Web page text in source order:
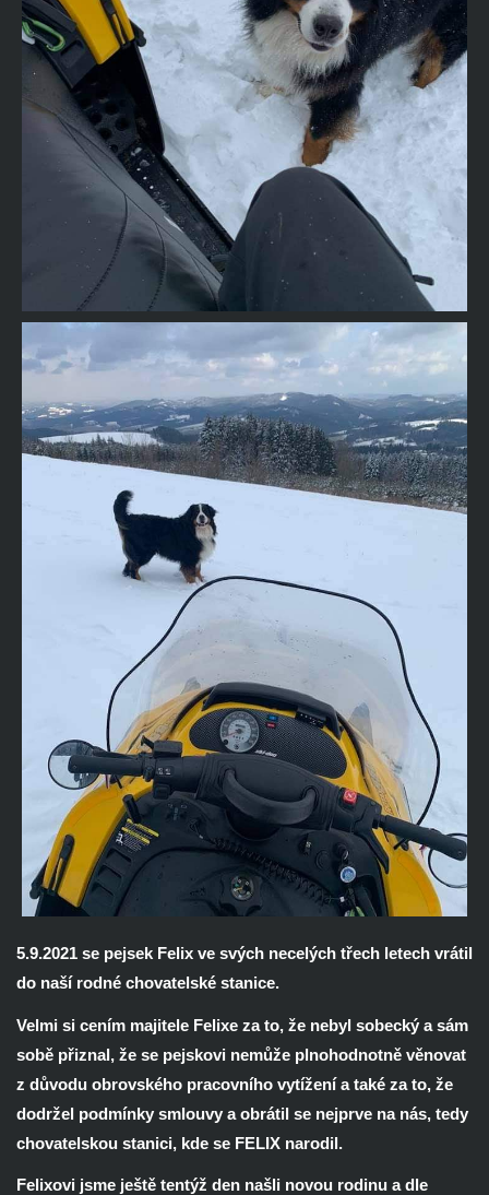
5.9.2021 se pejsek Felix ve svých necelých třech letech vrátil
do naší rodné chovatelské stanice.
Velmi si cením majitele Felixe za to, že nebyl sobecký a sám
sobě přiznal, že se pejskovi nemůže plnohodnotně věnovat
z důvodu obrovského pracovního vytížení a také za to, že
dodržel podmínky smlouvy a obrátil se nejprve na nás, tedy
chovatelskou stanici, kde se FELIX narodil.
Felixovi jsme ještě tentýž den našli novou rodinu a dle